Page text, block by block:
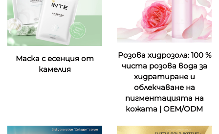
Маска с есенция от
камелия
Розова хидрозола: 100 %
чиста розова вода за
хидратиране и
облекчаване на
пигментацията на
кожата | OEM/ODM